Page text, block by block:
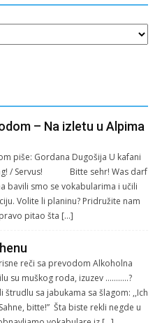
– Na izletu u Alpima
piše: Gordana Dugošija U kafani
/ Servus! Bitte sehr! Was darf
bavili smo se vokabularima i učili
Volite li planinu? Pridružite nam
pitao šta […]
reči sa prevodom Alkoholna
su muškog roda, izuzev ………..?
štrudlu sa jabukama sa šlagom: ,,Ich
bitte!” Šta biste rekli negde u